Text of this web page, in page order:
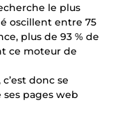
le plus
oscillent entre 75
plus de 93 % de
ce moteur de
donc se
pages web